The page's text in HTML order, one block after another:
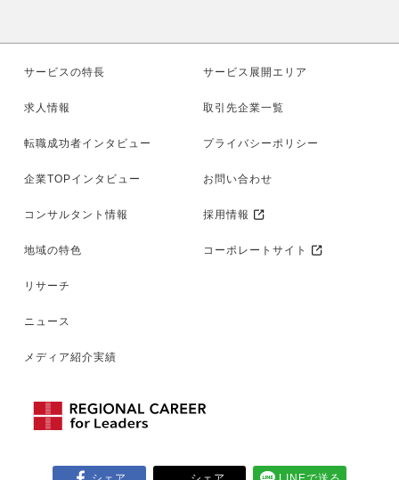
サービスの特長
求人情報
転職成功者インタビュー
企業TOPインタビュー
コンサルタント情報
地域の特色
リサーチ
ニュース
メディア紹介実績
サービス展開エリア
取引先企業一覧
プライバシーポリシー
お問い合わせ
採用情報
コーポレートサイト